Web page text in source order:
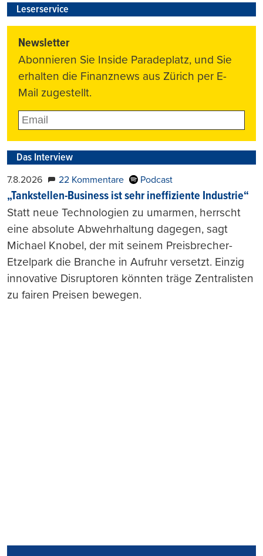
Leserservice
Newsletter
Abonnieren Sie Inside Paradeplatz, und Sie
erhalten die Finanznews aus Zürich per E-
Mail zugestellt.
Das Interview
7.8.2026 22 Kommentare Podcast
„Tankstellen-Business ist sehr ineffiziente Industrie“
Statt neue Technologien zu umarmen, herrscht
eine absolute Abwehrhaltung dagegen, sagt
Michael Knobel, der mit seinem Preisbrecher-
Etzelpark die Branche in Aufruhr versetzt. Einzig
innovative Disruptoren könnten träge Zentralisten
zu fairen Preisen bewegen.